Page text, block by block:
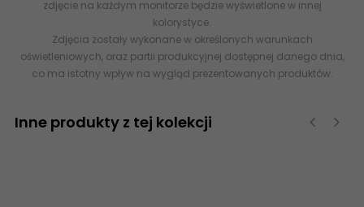
zdjęcie na każdym monitorze będzie wyświetlone w innej
kolorystyce.
Zdjęcia zostały wykonane w określonych warunkach
oświetleniowych, oraz partii produkcyjnej dostępnej danego dnia,
co ma istotny wpływ na wygląd prezentowanych produktów.
Inne produkty z tej kolekcji